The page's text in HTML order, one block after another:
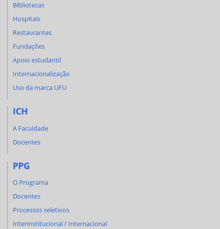
Bibliotecas
Hospitais
Restaurantes
Fundações
Apoio estudantil
Internacionalização
Uso da marca UFU
ICH
A Faculdade
Docentes
PPG
O Programa
Docentes
Processos seletivos
Interinstitucional / Internacional